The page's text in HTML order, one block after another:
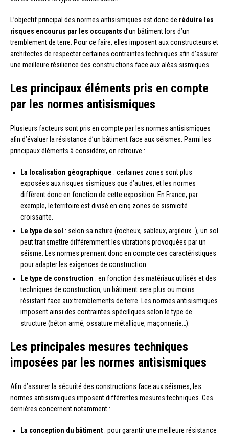
L’objectif principal des normes antisismiques est donc de réduire les
risques encourus par les occupants d’un bâtiment lors d’un
tremblement de terre. Pour ce faire, elles imposent aux constructeurs et
architectes de respecter certaines contraintes techniques afin d’assurer
une meilleure résilience des constructions face aux aléas sismiques.
Les principaux éléments pris en compte
par les normes antisismiques
Plusieurs facteurs sont pris en compte par les normes antisismiques
afin d’évaluer la résistance d’un bâtiment face aux séismes. Parmi les
principaux éléments à considérer, on retrouve :
La localisation géographique : certaines zones sont plus
exposées aux risques sismiques que d’autres, et les normes
diffèrent donc en fonction de cette exposition. En France, par
exemple, le territoire est divisé en cinq zones de sismicité
croissante.
Le type de sol : selon sa nature (rocheux, sableux, argileux…), un sol
peut transmettre différemment les vibrations provoquées par un
séisme. Les normes prennent donc en compte ces caractéristiques
pour adapter les exigences de construction.
Le type de construction : en fonction des matériaux utilisés et des
techniques de construction, un bâtiment sera plus ou moins
résistant face aux tremblements de terre. Les normes antisismiques
imposent ainsi des contraintes spécifiques selon le type de
structure (béton armé, ossature métallique, maçonnerie…).
Les principales mesures techniques
imposées par les normes antisismiques
Afin d’assurer la sécurité des constructions face aux séismes, les
normes antisismiques imposent différentes mesures techniques. Ces
dernières concernent notamment :
La conception du bâtiment : pour garantir une meilleure résistance